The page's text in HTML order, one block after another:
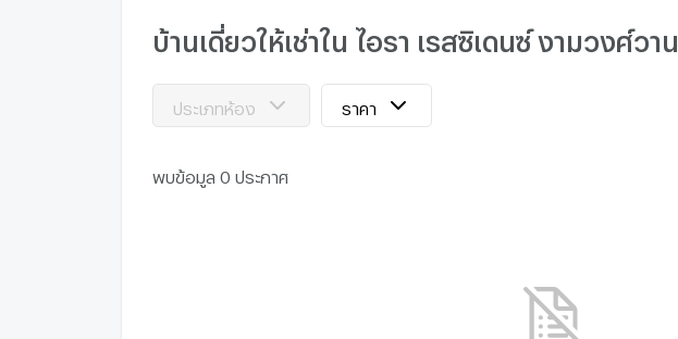
รถไฟฟ้า สถานีบางเขน (สีแดง)
The Mall งามวงศ์วาน
Lotus’s พงษ์เพชร
Central แจ้งวัฒนะ
บ้านเดี่ยวให้เช่าใน ไอรา เรสซิเดนซ์ งามวงศ์วาน
ประเภทห้อง ราคา
พบข้อมูล 0 ประกาศ